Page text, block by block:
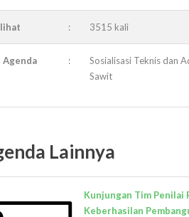
: 3515 kali
Agenda :
Sosialisasi Teknis dan
Sawit
Lainnya
Kunjungan Tim Penilai
Keberhasilan